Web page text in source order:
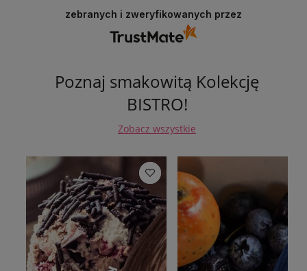
zebranych i zweryfikowanych przez
Poznaj smakowitą Kolekcję
BISTRO!
Zobacz wszystkie